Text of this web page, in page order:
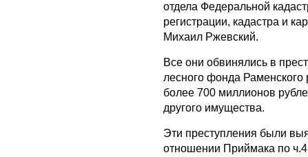
отдела Федеральной
регистрации, кадастра и
Михаил Ржевский.
Все они обвинялись в
лесного фонда
более 700 миллионов
другого имущества.
Эти преступления были
отношении Приймака по